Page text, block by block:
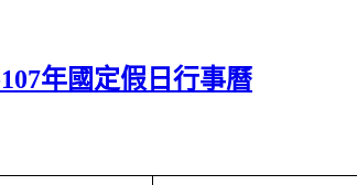
年國定假日行事曆